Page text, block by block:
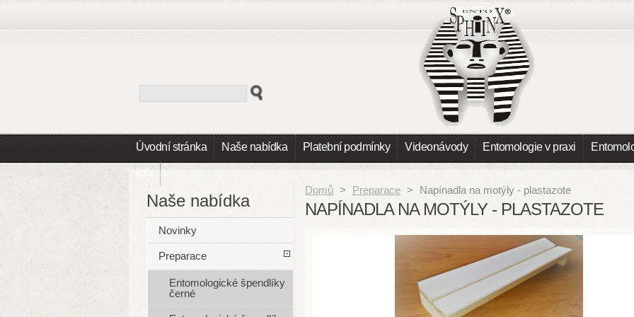
Úvodní stránka Naše nabídka Platební podmínky Videonávody Entomologie v praxi
Info
Domů > Preparace > Napínadla na motýly - plastazote
NAPÍNADLA NA MOTÝLY - PLASTAZOTE
Naše nabídka
Novinky
Preparace
Entomologické špendlíky
černé